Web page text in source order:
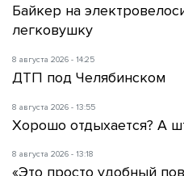
Байкер на
легковушку
8 августа 2026 - 14:25
ДТП под Челябинском
8 августа 2026 - 13:55
Хорошо отдыхается? А
8 августа 2026 - 13:18
«Это просто удобный